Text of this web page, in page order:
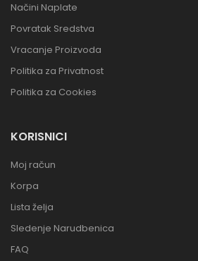
Načini Naplate
Povratak Sredstva
Vracanje Proizvoda
Politika za Privatnost
Politika za Cookies
KORISNICI
Moj račun
Korpa
Lista želja
Sledenje Narudbenica
FAQ